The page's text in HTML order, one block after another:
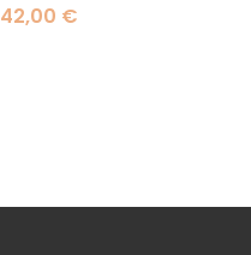
42,00 €